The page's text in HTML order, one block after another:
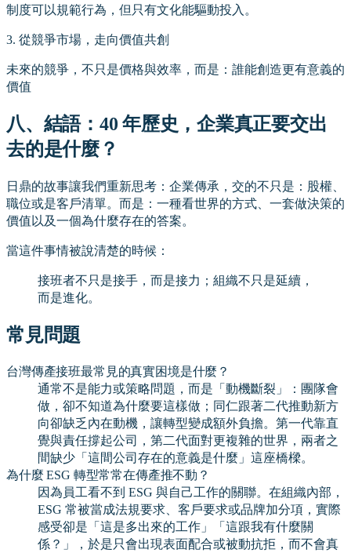
制度可以規範行為，但只有文化能驅動投入。
3. 從競爭市場，走向價值共創
未來的競爭，不只是價格與效率，而是：誰能創造更有意義的
價值
八、結語：40 年歷史，企業真正要交出
去的是什麼？
日鼎的故事讓我們重新思考：企業傳承，交的不只是：股權、
職位或是客戶清單。而是：一種看世界的方式、一套做決策的
價值以及一個為什麼存在的答案。
當這件事情被說清楚的時候：
接班者不只是接手，而是接力；組織不只是延續，
而是進化。
常見問題
台灣傳產接班最常見的真實困境是什麼？
通常不是能力或策略問題，而是「動機斷裂」：團隊會
做，卻不知道為什麼要這樣做；同仁跟著二代推動新方
向卻缺乏內在動機，讓轉型變成額外負擔。第一代靠直
覺與責任撐起公司，第二代面對更複雜的世界，兩者之
間缺少「這間公司存在的意義是什麼」這座橋樑。
為什麼 ESG 轉型常常在傳產推不動？
因為員工看不到 ESG 與自己工作的關聯。在組織內部，
ESG 常被當成法規要求、客戶要求或品牌加分項，實際
感受卻是「這是多出來的工作」「這跟我有什麼關
係？」，於是只會出現表面配合或被動抗拒，而不會真